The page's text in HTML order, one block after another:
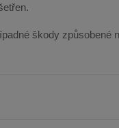
škody způsobené